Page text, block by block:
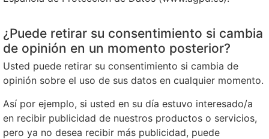
¿Puede retirar su consentimiento si cambia
de opinión en un momento posterior?
Usted puede retirar su consentimiento si cambia de
opinión sobre el uso de sus datos en cualquier momento.
Así por ejemplo, si usted en su día estuvo interesado/a
en recibir publicidad de nuestros productos o servicios,
pero ya no desea recibir más publicidad, puede